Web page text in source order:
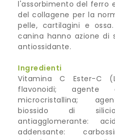
l'assorbimento del ferro
del collagene per la
pelle, cartilagini e
canina hanno azione di
antiossidante.
Ingredienti
Vitamina C Ester-C
flavonoidi; agente
microcristallina;
biossido di
antiagglomerante:
addensante: